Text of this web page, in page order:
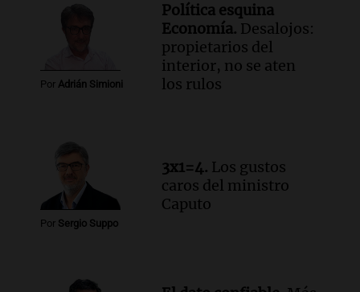
Episodios
Audio.
Estiman que la inflación nacional
de julio será menor al 2,9% registrado
en CABA
Una mañana para todos
cabra que llevaba ocho días atrapada en
un precipicio
Una mañana para todos
Episodios
Audio.Chile planteó mejorar la
Panorama Federal
Por Adrián Simioni
Política esquina
Economía. Desalojos:
propietarios del
interior, no se aten
los rulos
Por Sergio Suppo
3x1=4. Los gustos
caros del ministro
Caputo